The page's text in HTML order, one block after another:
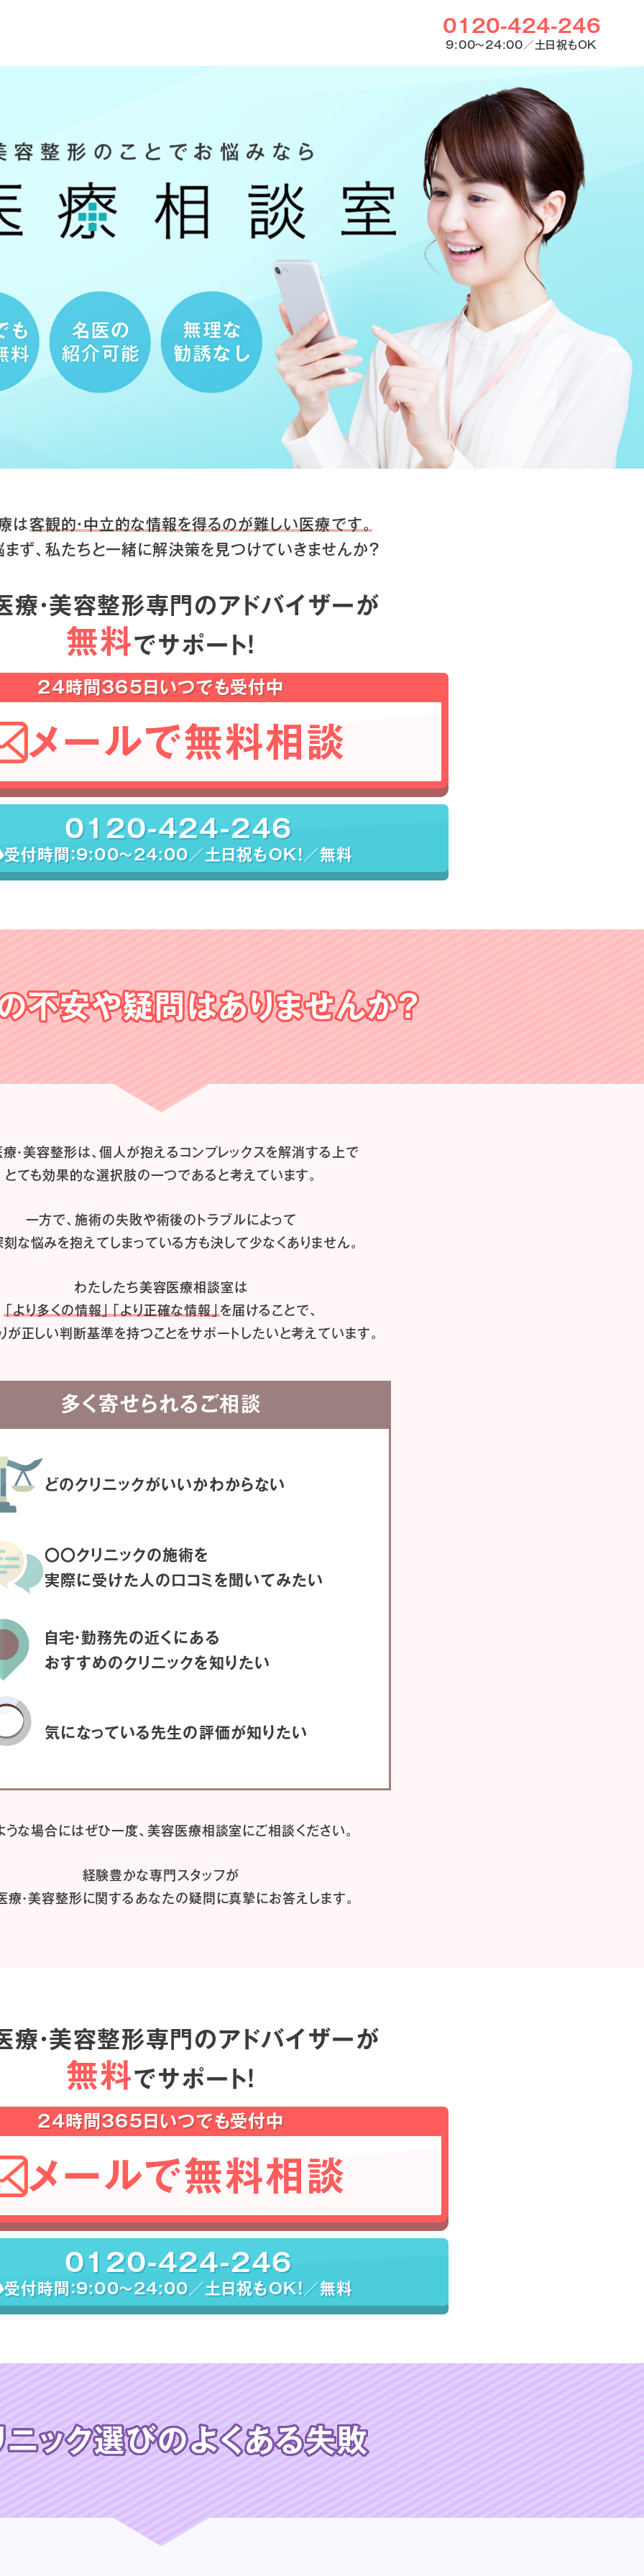
0120-424-246
9:00〜24:00／土日祝もOK
は客観的・中立的な情報を得るのが難しい医療です。
ず、私たちと一緒に解決策を見つけていきませんか？
療・美容整形専門のアドバイザーが
無料でサポート！
24時間365日いつでも受付中
メールで無料相談
0120-424-246
受付時間：9:00〜24:00／土日祝もOK！／無料
不安や疑問はありませんか？
・美容整形は、個人が抱えるコンプレックスを解消する上で
とても効果的な選択肢の一つであると考えています。
一方で、施術の失敗や術後のトラブルによって
な悩みを抱えてしまっている方も決して少なくありません。
わたしたち美容医療相談室は
「より多くの情報」「より正確な情報」を届けることで、
が正しい判断基準を持つことをサポートしたいと考えています。
多く寄せられるご相談
どのクリニックがいいかわからない
〇〇クリニックの施術を
実際に受けた人の口コミを聞いてみたい
自宅・勤務先の近くにある
おすすめのクリニックを知りたい
気になっている先生の評価が知りたい
うな場合にはぜひ一度、美容医療相談室にご相談ください。
経験豊かな専門スタッフが
療・美容整形に関するあなたの疑問に真摯にお答えします。
療・美容整形専門のアドバイザーが
無料でサポート！
24時間365日いつでも受付中
メールで無料相談
0120-424-246
受付時間：9:00〜24:00／土日祝もOK！／無料
ニック選びのよくある失敗